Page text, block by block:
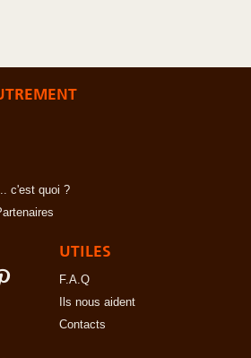
c'est quoi ?
UTILES
F.A.Q
Ils nous aident
Contacts